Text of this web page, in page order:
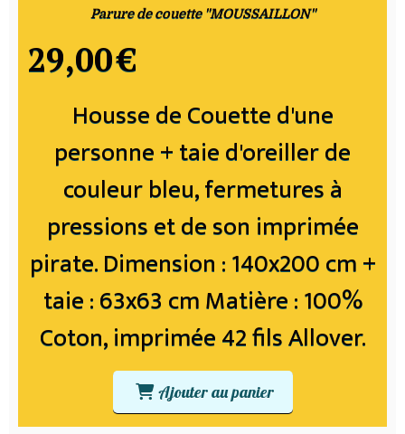
Parure de couette "MOUSSAILLON"
Housse de Couette d'une
personne + taie d'oreiller de
couleur bleu, fermetures à
pressions et de son imprimée
pirate. Dimension : 140x200 cm +
taie : 63x63 cm Matière : 100%
Coton, imprimée 42 fils Allover.
29,00€
Ajouter au panier